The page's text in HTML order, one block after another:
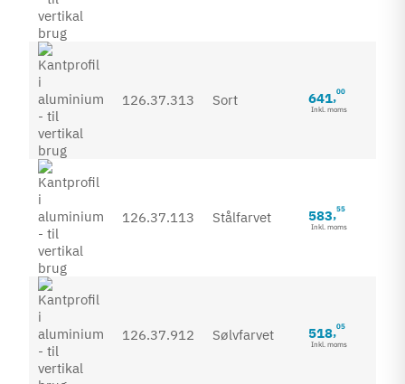
126.37.313 Sort 641,00
Inkl. moms
126.37.113 Stålfarvet 583,55
Inkl. moms
126.37.912 Sølvfarvet 518,05
Inkl. moms